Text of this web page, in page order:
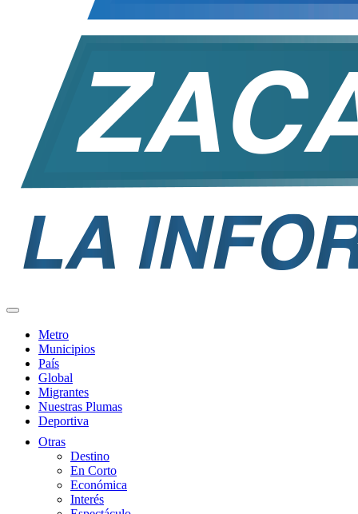
Metro
Municipios
País
Global
Migrantes
Nuestras Plumas
Deportiva
Otras
Destino
En Corto
Económica
Interés